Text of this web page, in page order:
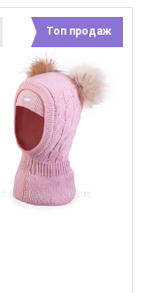
Топ продаж